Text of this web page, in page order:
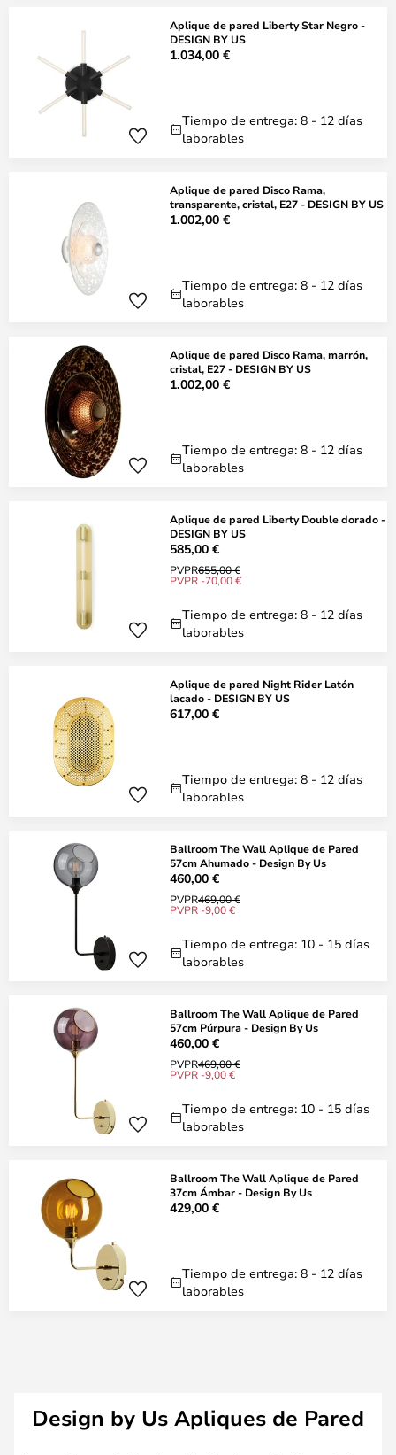
Aplique de pared Liberty Star Negro -
DESIGN BY US
1.034,00 €
Tiempo de entrega: 8 - 12 días
laborables
Aplique de pared Disco Rama,
transparente, cristal, E27 - DESIGN BY US
1.002,00 €
Tiempo de entrega: 8 - 12 días
laborables
Aplique de pared Disco Rama, marrón,
cristal, E27 - DESIGN BY US
1.002,00 €
Tiempo de entrega: 8 - 12 días
laborables
Aplique de pared Liberty Double dorado -
DESIGN BY US
585,00 €
PVPR655,00 €
PVPR -70,00 €
Tiempo de entrega: 8 - 12 días
laborables
Aplique de pared Night Rider Latón
lacado - DESIGN BY US
617,00 €
Tiempo de entrega: 8 - 12 días
laborables
Ballroom The Wall Aplique de Pared
57cm Ahumado - Design By Us
460,00 €
PVPR469,00 €
PVPR -9,00 €
Tiempo de entrega: 10 - 15 días
laborables
Ballroom The Wall Aplique de Pared
57cm Púrpura - Design By Us
460,00 €
PVPR469,00 €
PVPR -9,00 €
Tiempo de entrega: 10 - 15 días
laborables
Ballroom The Wall Aplique de Pared
37cm Ámbar - Design By Us
429,00 €
Tiempo de entrega: 8 - 12 días
laborables
Design by Us Apliques de Pared